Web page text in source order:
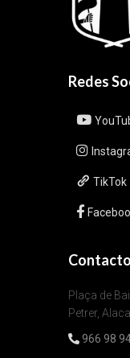
Redes
TikTok
Contacto
Plaça de
Petrer,
966 98